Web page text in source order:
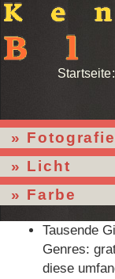
Fotografie
Licht
Farbe
Tausende
Genres:
diese